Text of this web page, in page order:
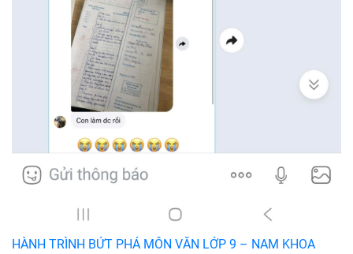
HÀNH TRÌNH BỨT PHÁ MÔN VĂN LỚP 9 – NAM KHOA